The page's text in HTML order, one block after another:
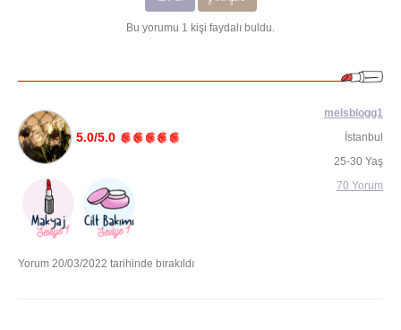
Bu yorumu 1 kişi faydalı buldu.
5.0/5.0
Yorum 20/03/2022 tarihinde bırakıldı
melsblogg1
İstanbul
25-30 Yaş
70 Yorum